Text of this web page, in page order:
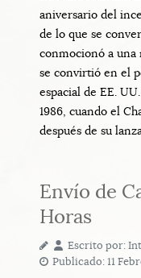
aniversario del
de lo que se
conmocionó a una
se convirtió en el
espacial de EE.
1986, cuando el
después de su
Envío de
Horas
Escrito por:
Publicado: 11